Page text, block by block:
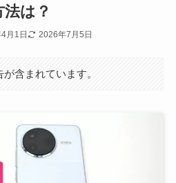
は？
月1日 2026年7月5日
含まれています。